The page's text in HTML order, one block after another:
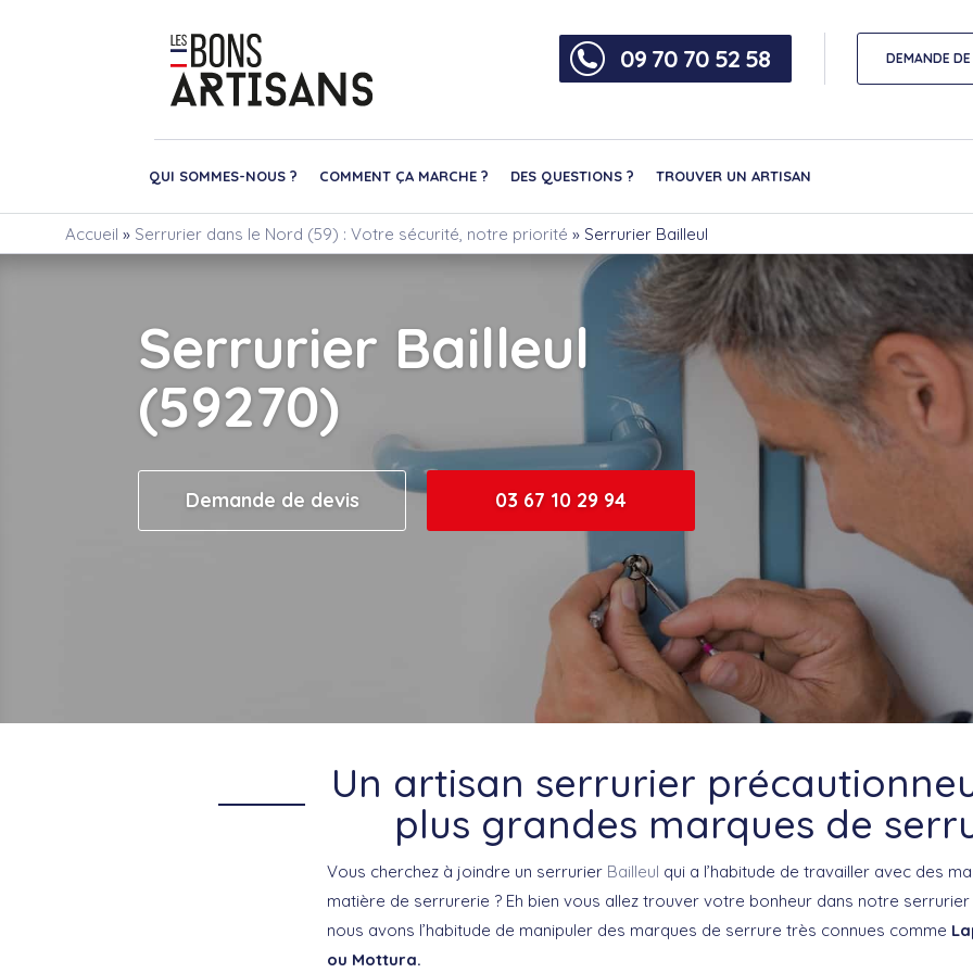
09 70 70 52 58 DEMANDE
QUI SOMMES-NOUS ? COMMENT ÇA MARCHE ? DES QUESTIONS ? TROUVER UN ARTISAN
Accueil » Serrurier dans le Nord (59) : Votre sécurité, notre priorité » Serrurier Bailleul
Serrurier Bailleul
(59270)
Demande de devis 03 67 10 29 94
Un artisan serrurier
plus grandes marques de
Vous cherchez à joindre un serrurier Bailleul qui a l’habitude de travailler avec des
matière de serrurerie ? Eh bien vous allez trouver votre bonheur dans notre serrurier
nous avons l’habitude de manipuler des marques de serrure très connues comme
ou Mottura.